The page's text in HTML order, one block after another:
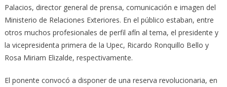
Palacios, director general de prensa, comunicación e imagen del
Ministerio de Relaciones Exteriores. En el público estaban, entre
otros muchos profesionales de perfil afín al tema, el presidente y
la vicepresidenta primera de la Upec, Ricardo Ronquillo Bello y
Rosa Miriam Elizalde, respectivamente.
El ponente convocó a disponer de una reserva revolucionaria, en